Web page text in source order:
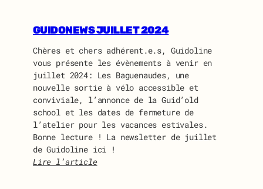
E
É
N
É
R
A
L
D
E
G
GUIDONEWS JUILLET 2024
Chères et chers adhérent.e.s, Guidoline
vous présente les évènements à venir en
juillet 2024: Les Baguenaudes, une
nouvelle sortie à vélo accessible et
conviviale, l’annonce de la Guid’old
school et les dates de fermeture de
l’atelier pour les vacances estivales.
Bonne lecture ! La newsletter de juillet
de Guidoline ici !
Lire l’article